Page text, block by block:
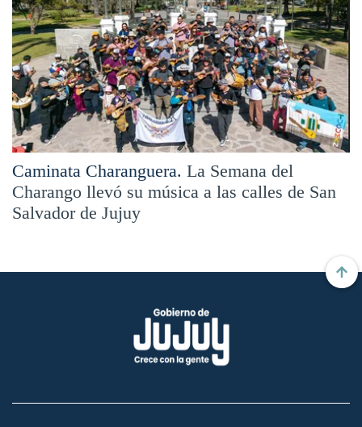
Caminata Charanguera. La Semana del
Charango llevó su música a las calles de San
Salvador de Jujuy